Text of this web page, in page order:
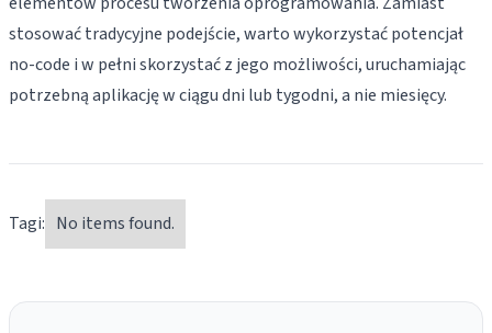
stosować tradycyjne podejście, warto wykorzystać potencjał
no-code i w pełni skorzystać z jego możliwości, uruchamiając
potrzebną aplikację w ciągu dni lub tygodni, a nie miesięcy.
Tagi: No items found.